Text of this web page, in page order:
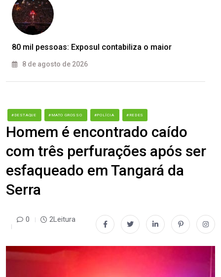
80 mil pessoas: Exposul contabiliza o maior
8 de agosto de 2026
#DESTAQUE #MATO GROSSO #POLÍCIA #REDES
Homem é encontrado caído
com três perfurações após ser
esfaqueado em Tangará da
Serra
0 2Leitura